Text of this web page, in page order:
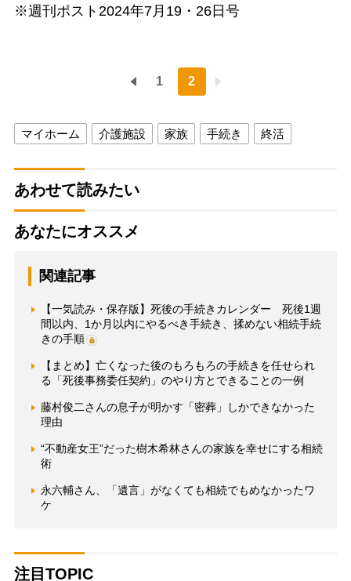
※週刊ポスト2024年7月19・26日号
1 2
マイホーム 介護施設 家族 手続き 終活
あわせて読みたい
あなたにオススメ
関連記事
【一気読み・保存版】死後の手続きカレンダー 死後1週
間以内、1か月以内にやるべき手続き、揉めない相続手続
きの手順
【まとめ】亡くなった後のもろもろの手続きを任せられ
る「死後事務委任契約」のやり方とできることの一例
藤村俊二さんの息子が明かす「密葬」しかできなかった
理由
“不動産女王”だった樹木希林さんの家族を幸せにする相続
術
永六輔さん、「遺言」がなくても相続でもめなかったワ
ケ
注目TOPIC